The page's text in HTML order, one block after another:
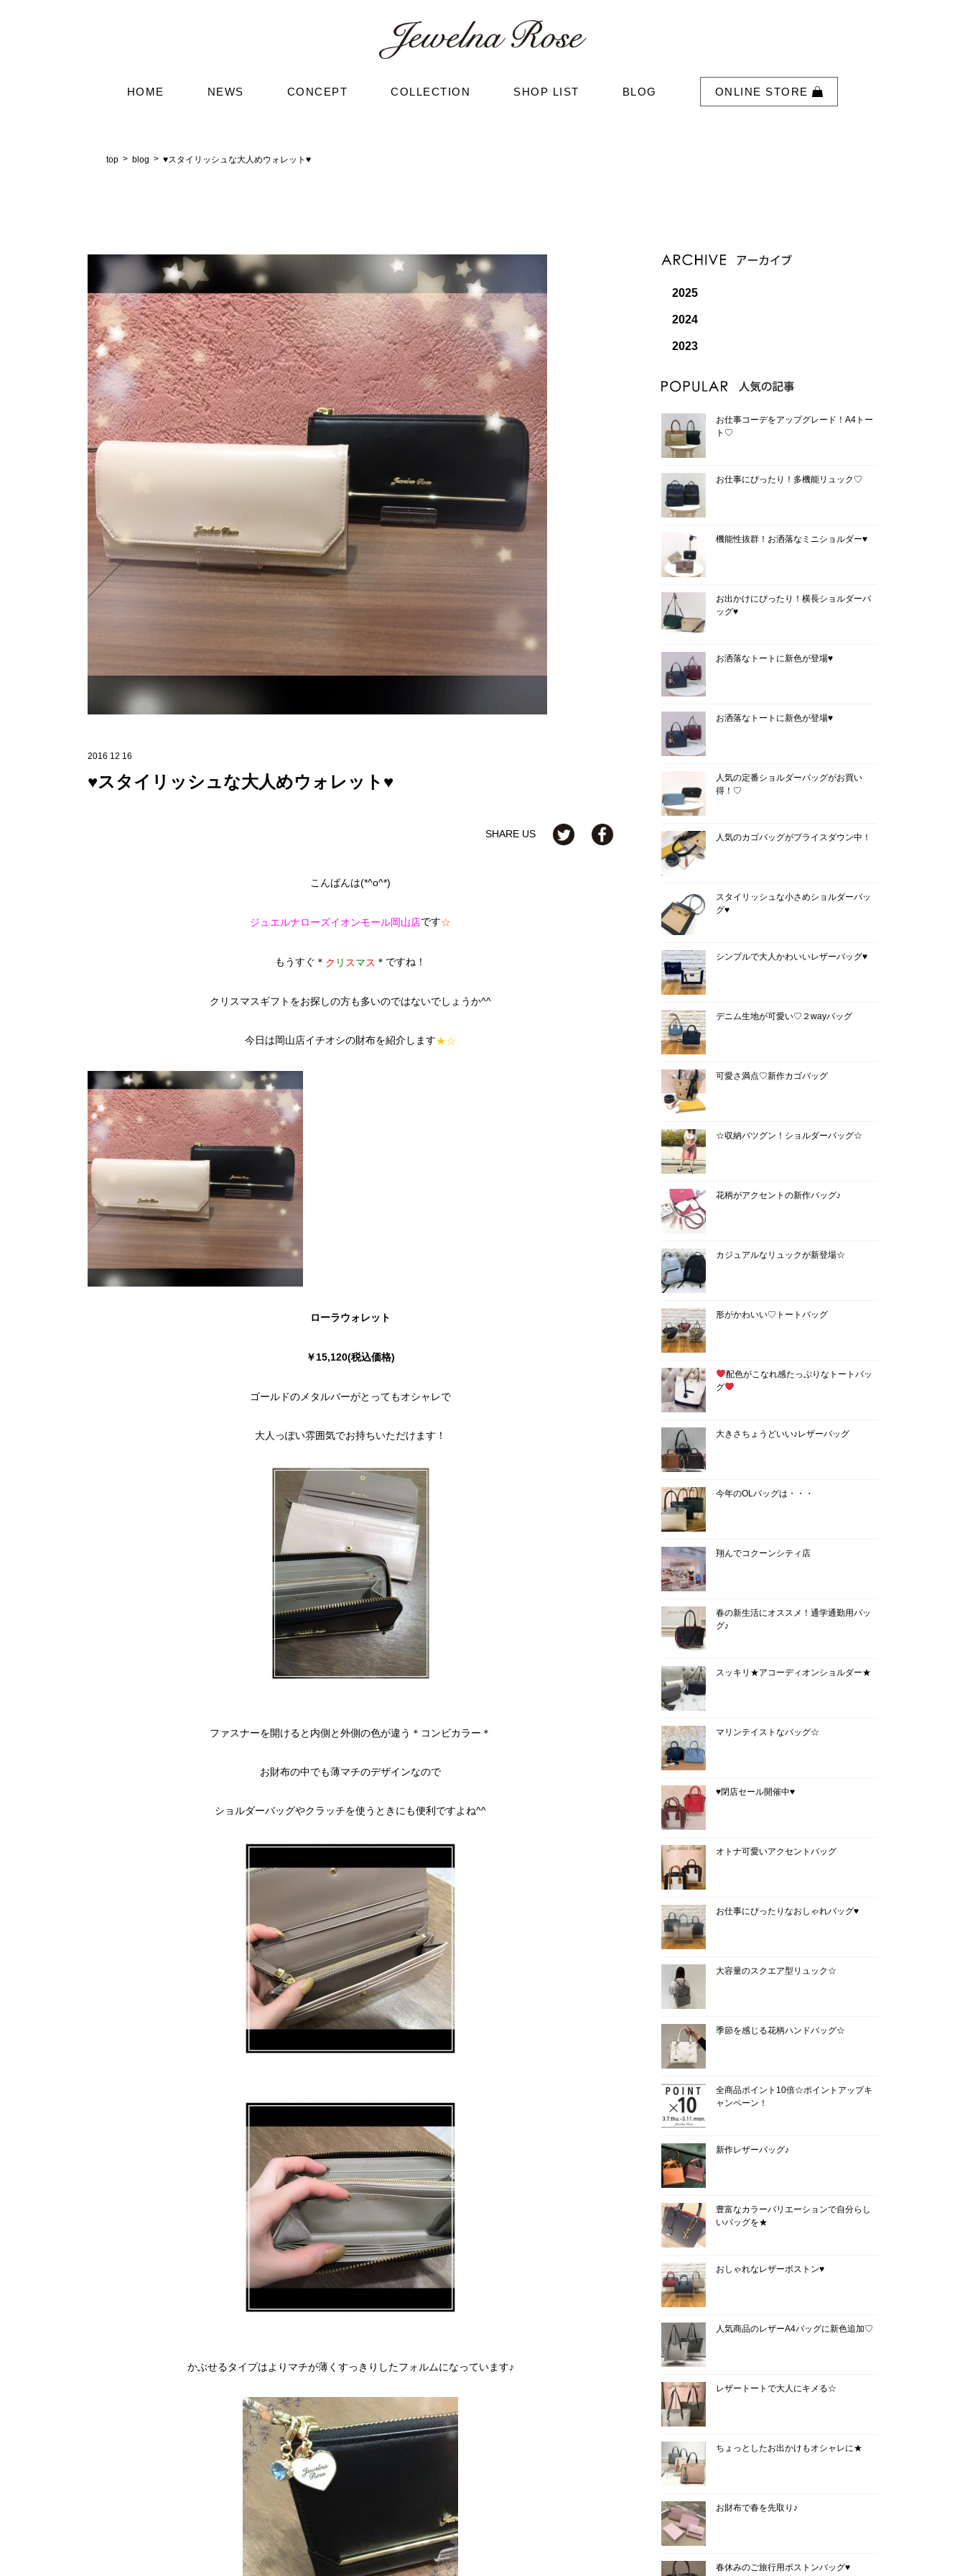
HOME NEWS CONCEPT COLLECTION SHOP LIST BLOG ONLINE STORE
top blog ♥スタイリッシュな大人めウォレット♥
2016 12 16
♥スタイリッシュな大人めウォレット♥
SHARE US
こんばんは(*^o^*)
ジュエルナローズイオンモール岡山店です☆
もうすぐ＊ ク リ スマス ＊ですね！
クリスマスギフトをお探しの方も多いのではないでしょうか^^
今日は岡山店イチオシの財布を紹介します★☆
ローラウォレット
￥15,120(税込価格)
ゴールドのメタルバーがとってもオシャレで
大人っぽい雰囲気でお持ちいただけます！
ファスナーを開けると内側と外側の色が違う＊コンビカラー＊
お財布の中でも薄マチのデザインなので
ショルダーバッグやクラッチを使うときにも便利ですよね^^
かぶせるタイプはよりマチが薄くすっきりしたフォルムになっています♪
2025
2024
2023
お仕事コーデをアップグレード！A4トー
ト♡
お仕事にぴったり！多機能リュック♡
機能性抜群！お洒落なミニショルダー♥
お出かけにぴったり！横長ショルダーバ
ッグ♥
お洒落なトートに新色が登場♥
お洒落なトートに新色が登場♥
人気の定番ショルダーバッグがお買い
得！♡
人気のカゴバッグがプライスダウン中！
スタイリッシュな小さめショルダーバッ
グ♥
シンプルで大人かわいいレザーバッグ♥
デニム生地が可愛い♡２wayバッグ
可愛さ満点♡新作カゴバッグ
☆収納バツグン！ショルダーバッグ☆
花柄がアクセントの新作バッグ♪
カジュアルなリュックが新登場☆
形がかわいい♡トートバッグ
配色がこなれ感たっぷりなトートバッ
グ
大きさちょうどいい♪レザーバッグ
今年のOLバッグは・・・
翔んでコクーンシティ店
春の新生活にオススメ！通学通勤用バッ
グ♪
スッキリ★アコーディオンショルダー★
マリンテイストなバッグ☆
♥閉店セール開催中♥
オトナ可愛いアクセントバッグ
お仕事にぴったりなおしゃれバッグ♥
大容量のスクエア型リュック☆
季節を感じる花柄ハンドバッグ☆
全商品ポイント10倍☆ポイントアップキ
ャンペーン！
新作レザーバッグ♪
豊富なカラーバリエーションで自分らし
いバッグを★
おしゃれなレザーボストン♥
人気商品のレザーA4バッグに新色追加♡
レザートートで大人にキメる☆
ちょっとしたお出かけもオシャレに★
お財布で春を先取り♪
春休みのご旅行用ボストンバッグ♥